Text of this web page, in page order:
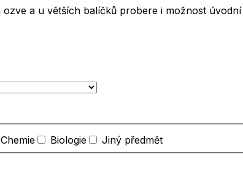
a u větších balíčků probere i možnost
Chemie Biologie Jiný předmět